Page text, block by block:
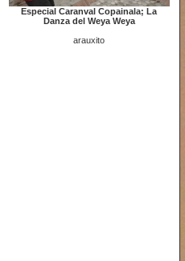
Especial Caranval Copainala; La
Danza del Weya Weya
arauxito